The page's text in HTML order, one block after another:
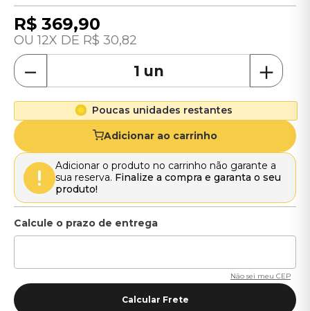
R$ 369,90
12 R$ 30,82
＋
－
Poucas unidades restantes
Adicionar ao carrinho
Adicionar o produto no carrinho não garante a
sua reserva. Finalize a compra e garanta o seu
produto!
Não sei meu CEP